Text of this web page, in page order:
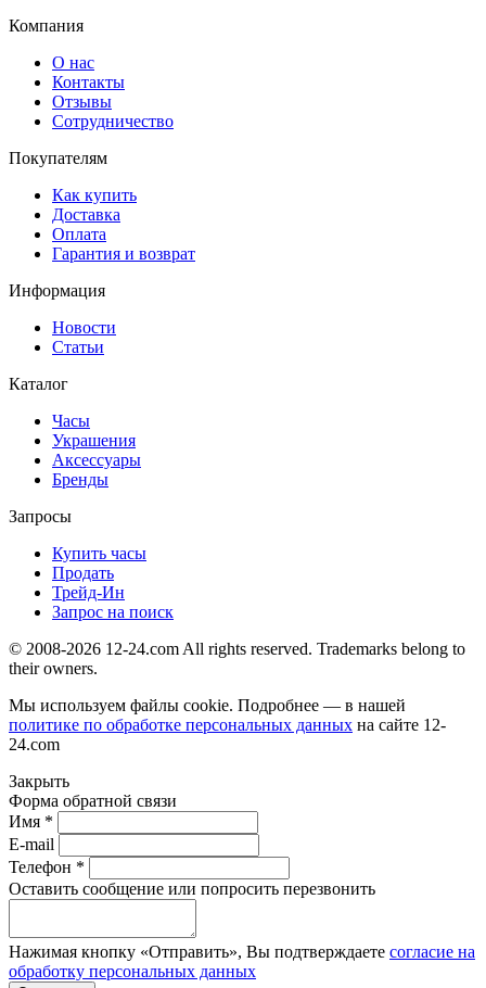
Компания
О нас
Контакты
Отзывы
Сотрудничество
Покупателям
Как купить
Доставка
Оплата
Гарантия и возврат
Информация
Новости
Статьи
Каталог
Часы
Украшения
Аксессуары
Бренды
Запросы
Купить часы
Продать
Трейд-Ин
Запрос на поиск
© 2008-2026 12-24.com All rights reserved. Trademarks belong to
their owners.
Мы используем файлы cookie. Подробнее — в нашей
политике по обработке персональных данных на сайте 12-
24.com
Закрыть
Форма обратной связи
Имя *
E-mail
Телефон *
Оставить сообщение или попросить перезвонить
Нажимая кнопку «Отправить», Вы подтверждаете согласие на
обработку персональных данных